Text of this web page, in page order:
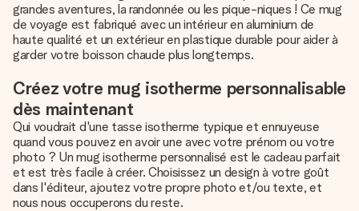
grandes aventures, la randonnée ou les pique-niques ! Ce mug
de voyage est fabriqué avec un intérieur en aluminium de
haute qualité et un extérieur en plastique durable pour aider à
garder votre boisson chaude plus longtemps.
Créez votre mug isotherme personnalisable
dès maintenant
Qui voudrait d'une tasse isotherme typique et ennuyeuse
quand vous pouvez en avoir une avec votre prénom ou votre
photo ? Un mug isotherme personnalisé est le cadeau parfait
et est très facile à créer. Choisissez un design à votre goût
dans l'éditeur, ajoutez votre propre photo et/ou texte, et
nous nous occuperons du reste.